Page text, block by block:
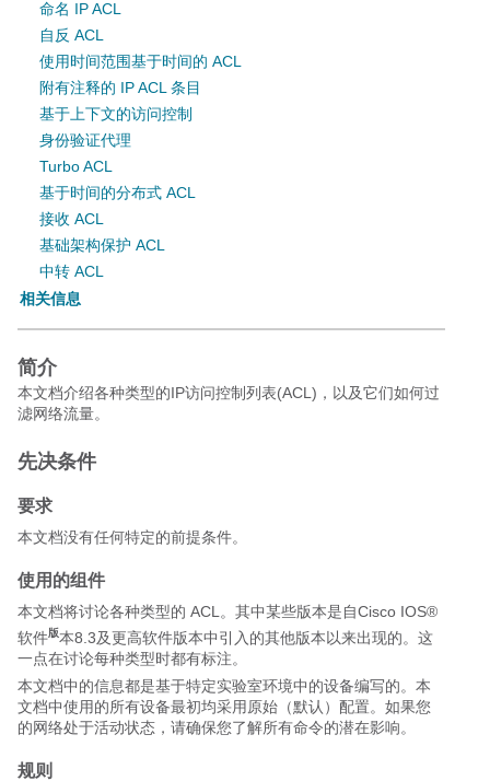
命名 IP ACL
自反 ACL
使用时间范围基于时间的 ACL
附有注释的 IP ACL 条目
基于上下文的访问控制
身份验证代理
Turbo ACL
基于时间的分布式 ACL
接收 ACL
基础架构保护 ACL
中转 ACL
相关信息
简介
本文档介绍各种类型的IP访问控制列表(ACL)，以及它们如何过
滤网络流量。
先决条件
要求
本文档没有任何特定的前提条件。
使用的组件
本文档将讨论各种类型的 ACL。其中某些版本是自Cisco IOS®
软件版本8.3及更高软件版本中引入的其他版本以来出现的。这
一点在讨论每种类型时都有标注。
本文档中的信息都是基于特定实验室环境中的设备编写的。本
文档中使用的所有设备最初均采用原始（默认）配置。如果您
的网络处于活动状态，请确保您了解所有命令的潜在影响。
规则